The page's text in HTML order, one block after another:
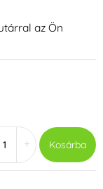
az Ön
+ Kosárba